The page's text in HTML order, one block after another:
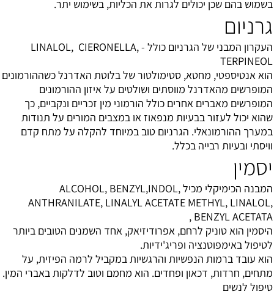
בשמוש בהם שכן יכולים לגרות את הכליות, בשימוש יתר.
גרניום
העקרון המבני של הגרניום כולל - LINALOL, CIERONELLA,
TERPINEOL
הוא אנטיספטי, מחטא, סטימולטור של בלוטת האדרנל כשההורמונים
המופרשים מהאדרנל מווסתים ושולטים על איזון ההורמונים
המופרשים מאברים אחרים כולל הורמוני מין זכריים ונקביים, כך
שהוא יכול לעזור בבעיות מנפאוז או במצבים המורים על תנודות
במערך ההורמונאלי. הגרניום טוב במיוחד להקלה על מתח קדם
וויסתי ובעיות רבייה בכלל.
יסמין
המבנה הכימיקלי מכיל ALCOHOL, BENZYL,INDOL,
ANTHRANILATE, LINALYL ACETATE METHYL, LINALOL,
BENZYL ACETATA ,
היסמין הוא טוניק לרחם, אפרודיזיאק, אחד השמנים הטובים ביותר
לטיפול באימפוטנציה ופריג'ידיות.
הוא עובד ברמות הנפשיות והרגשיות במקביל לרמה הפיזית, על
מתחים, חרדות, דכאון ופחדים. הוא מחמם וטוב לדלקות באברי המין.
טיפול לנשים